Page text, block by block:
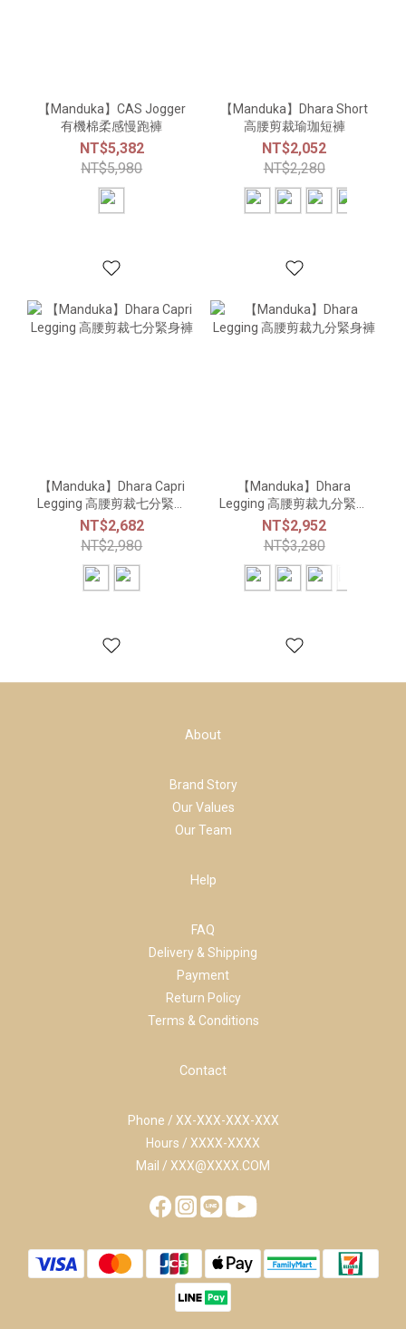
【Manduka】CAS Jogger
有機棉柔感慢跑褲
NT$5,382
NT$5,980
【Manduka】Dhara Short
高腰剪裁瑜珈短褲
NT$2,052
NT$2,280
【Manduka】Dhara Capri
Legging 高腰剪裁七分緊身
褲
NT$2,682
NT$2,980
【Manduka】Dhara
Legging 高腰剪裁九分緊身
褲
NT$2,952
NT$3,280
About
Brand Story
Our Values
Our Team
Help
FAQ
Delivery & Shipping
Payment
Return Policy
Terms & Conditions
Contact
Phone / XX-XXX-XXX-XXX
Hours / XXXX-XXXX
Mail / XXX@XXXX.COM